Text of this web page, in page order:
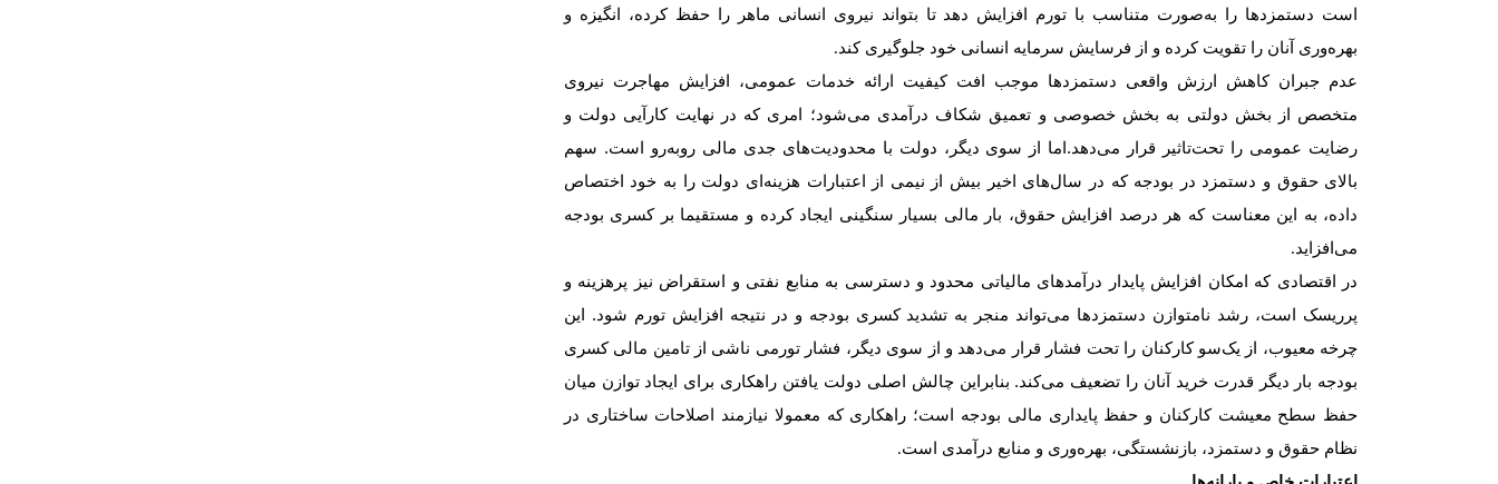
است دستمزدها را به‌صورت متناسب با تورم افزایش دهد تا بتواند نیروی انسانی ماهر را حفظ کرده، انگیزه و
بهره‌وری آنان را تقویت کرده و از فرسایش سرمایه انسانی خود جلوگیری کند.
عدم جبران کاهش ارزش واقعی دستمزدها موجب افت کیفیت ارائه خدمات عمومی، افزایش مهاجرت نیروی
متخصص از بخش دولتی به بخش خصوصی و تعمیق شکاف درآمدی می‌شود؛ امری که در نهایت کارآیی دولت و
رضایت عمومی را تحت‌تاثیر قرار می‌دهد.اما از سوی دیگر، دولت با محدودیت‌های جدی مالی روبه‌رو است. سهم
بالای حقوق و دستمزد در بودجه که در سال‌های اخیر بیش از نیمی از اعتبارات هزینه‌ای دولت را به خود اختصاص
داده، به این معناست که هر درصد افزایش حقوق، بار مالی بسیار سنگینی ایجاد کرده و مستقیما بر کسری بودجه
می‌افزاید.
در اقتصادی که امکان افزایش پایدار درآمدهای مالیاتی محدود و دسترسی به منابع نفتی و استقراض نیز پرهزینه و
پرریسک است، رشد نامتوازن دستمزدها می‌تواند منجر به تشدید کسری بودجه و در نتیجه افزایش تورم شود. این
چرخه معیوب، از یک‌سو کارکنان را تحت فشار قرار می‌دهد و از سوی دیگر، فشار تورمی ناشی از تامین مالی کسری
بودجه بار دیگر قدرت خرید آنان را تضعیف می‌کند. بنابراین چالش اصلی دولت یافتن راهکاری برای ایجاد توازن میان
حفظ سطح معیشت کارکنان و حفظ پایداری مالی بودجه است؛ راهکاری که معمولا نیازمند اصلاحات ساختاری در
نظام حقوق و دستمزد، بازنشستگی، بهره‌وری و منابع درآمدی است.